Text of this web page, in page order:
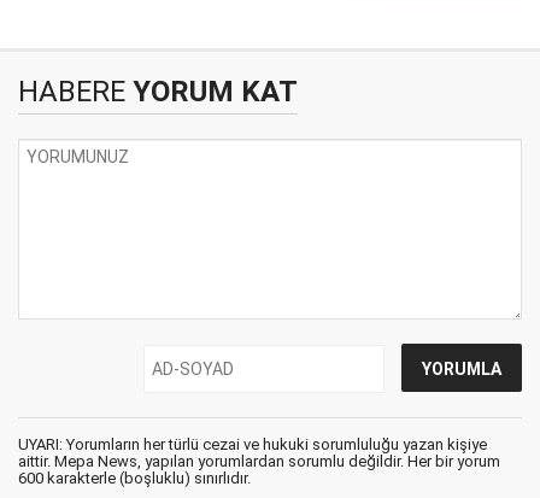
HABERE YORUM KAT
UYARI: Yorumların her türlü cezai ve hukuki sorumluluğu yazan kişiye
aittir. Mepa News, yapılan yorumlardan sorumlu değildir. Her bir yorum
600 karakterle (boşluklu) sınırlıdır.